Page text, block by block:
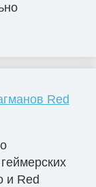
Red
и Red